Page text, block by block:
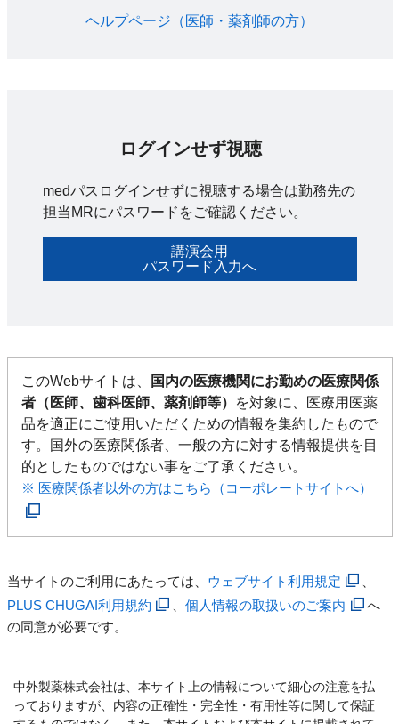
ヘルプページ（医師・薬剤師の方）​
ログインせず視聴
medパスログインせずに視聴する場合は勤務先の
担当MRにパスワードをご確認ください。
講演会用
パスワード入力へ
このWebサイトは、
国内の医療機関にお勤めの医療関係
者（医師、歯科医師、薬剤師等）
を対象に、医療用医薬
品を適正にご使用いただくための情報を集約したもので
す。国外の医療関係者、一般の方に対する情報提供を目
的としたものではない事をご了承ください。
※ 医療関係者以外の方はこちら（コーポレートサイトへ）
当サイトのご利用にあたっては、 ウェブサイト利用規定
PLUS CHUGAI利用規約
、個人情報の取扱いのご案内
へ
の同意が必要です。
中外製薬株式会社は、本サイト上の情報について細心の注意を払
っておりますが、内容の正確性・完全性・有用性等に関して保証